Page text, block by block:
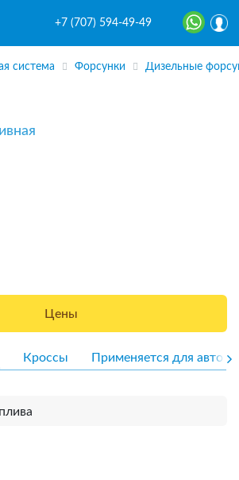
+7 (707) 594-49-49
система Форсунки Дизельные
Цены
Кроссы Применяется для авто